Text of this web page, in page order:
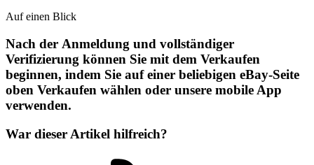
Auf einen Blick
Nach der Anmeldung und vollständiger
Verifizierung können Sie mit dem Verkaufen
beginnen, indem Sie auf einer beliebigen eBay-Seite
oben Verkaufen wählen oder unsere mobile App
verwenden.
War dieser Artikel hilfreich?